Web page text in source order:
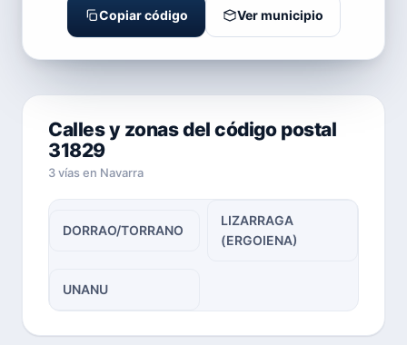
Copiar código Ver municipio
Calles y zonas del código postal
31829
3 vías en Navarra
DORRAO/TORRANO
LIZARRAGA
(ERGOIENA)
UNANU